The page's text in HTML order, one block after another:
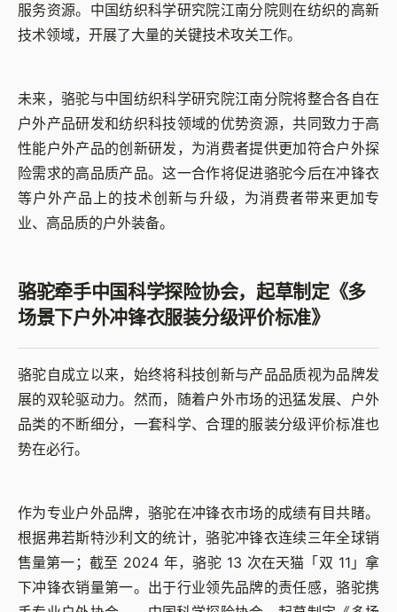
服务资源。中国纺织科学研究院江南分院则在纺织的高新
技术领域，开展了大量的关键技术攻关工作。
未来，骆驼与中国纺织科学研究院江南分院将整合各自在
户外产品研发和纺织科技领域的优势资源，共同致力于高
性能户外产品的创新研发，为消费者提供更加符合户外探
险需求的高品质产品。这一合作将促进骆驼今后在冲锋衣
等户外产品上的技术创新与升级，为消费者带来更加专
业、高品质的户外装备。
骆驼牵手中国科学探险协会，起草制定《多
场景下户外冲锋衣服装分级评价标准》
骆驼自成立以来，始终将科技创新与产品品质视为品牌发
展的双轮驱动力。然而，随着户外市场的迅猛发展、户外
品类的不断细分，一套科学、合理的服装分级评价标准也
势在必行。
作为专业户外品牌，骆驼在冲锋衣市场的成绩有目共睹。
根据弗若斯特沙利文的统计，骆驼冲锋衣连续三年全球销
售量第一；截至 2024 年，骆驼 13 次在天猫「双 11」拿
下冲锋衣销量第一。出于行业领先品牌的责任感，骆驼携